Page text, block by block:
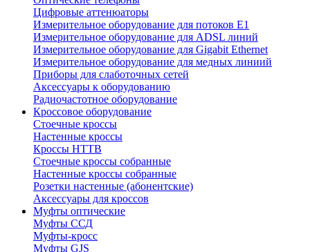
Цифровые аттенюаторы
Измерительное оборудование для потоков Е1
Измерительное оборудование для ADSL линий
Измерительное оборудование для Gigabit Ethernet
Измерительное оборудование для медных линиий
Приборы для слаботочных сетей
Аксессуары к оборудованию
Радиочастотное оборудование
Кроссовое оборудование
Стоечные кроссы
Настенные кроссы
Кроссы HTTB
Стоечные кроссы собранные
Настенные кроссы собранные
Розетки настенные (абонентские)
Аксессуары для кроссов
Муфты оптические
Муфты ССД
Муфты-кросс
Муфты GJS